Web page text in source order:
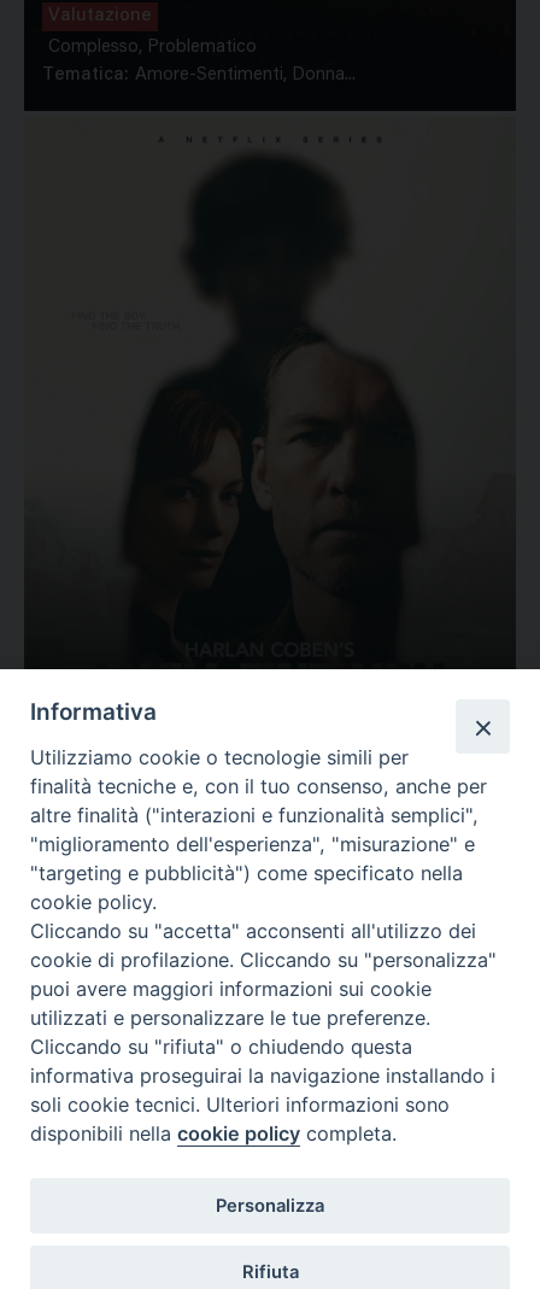
Valutazione
Complesso, Problematico
Tematica: Amore-Sentimenti, Donna...
Valutazione
Complesso, Problematico
Tematica: Amore-Sentimenti, Carcere...
Contatti & Info
C.ne Aurelia, 50 – 00165 Roma
Contatti
Scrivi a: cnvf@chiesacattolica.it
Informativa
Utilizziamo cookie o tecnologie simili per
finalità tecniche e, con il tuo consenso, anche per
altre finalità ("interazioni e funzionalità semplici",
"miglioramento dell'esperienza", "misurazione" e
"targeting e pubblicità") come specificato nella
cookie policy.
Cliccando su "accetta" acconsenti all'utilizzo dei
cookie di profilazione. Cliccando su "personalizza"
puoi avere maggiori informazioni sui cookie
utilizzati e personalizzare le tue preferenze.
Cliccando su "rifiuta" o chiudendo questa
informativa proseguirai la navigazione installando i
soli cookie tecnici. Ulteriori informazioni sono
disponibili nellacookie policy completa.
Personalizza
Rifiuta